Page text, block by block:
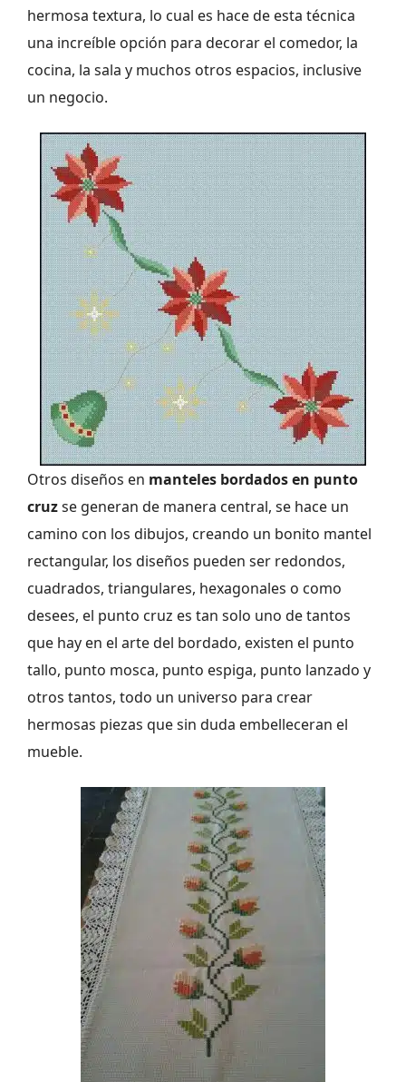
hermosa textura, lo cual es hace de esta técnica
una increíble opción para decorar el comedor, la
cocina, la sala y muchos otros espacios, inclusive
un negocio.
Otros diseños en manteles bordados en punto
cruzse generan de manera central, se hace un
camino con los dibujos, creando un bonito mantel
rectangular, los diseños pueden ser redondos,
cuadrados, triangulares, hexagonales o como
desees, el punto cruz es tan solo uno de tantos
que hay en el arte del bordado, existen el punto
tallo, punto mosca, punto espiga, punto lanzado y
otros tantos, todo un universo para crear
hermosas piezas que sin duda embelleceran el
mueble.